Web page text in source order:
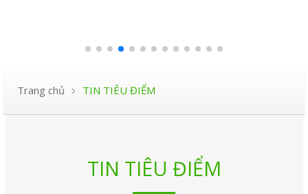
Trang chủ TIN TIÊU ĐIỂM
TIN TIÊU ĐIỂM